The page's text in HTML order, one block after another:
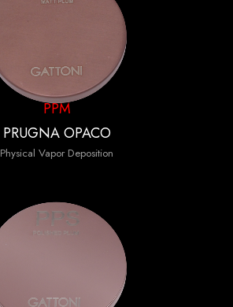
PPM
PRUGNA OPACO
Physical Vapor Deposition